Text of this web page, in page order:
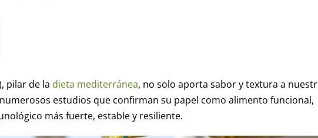
pilar de la dieta mediterránea, no solo aporta sabor y textura a
estudios que confirman su papel como alimento funcional,
más fuerte, estable y resiliente.